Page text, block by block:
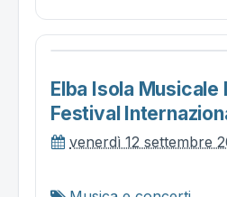
Elba Isola Musicale
Festival
venerdì 12 settembre